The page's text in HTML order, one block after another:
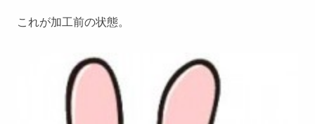
これが加工前の状態。